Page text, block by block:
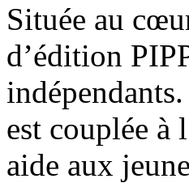
Située au
d’édition
est couplée à
aide aux